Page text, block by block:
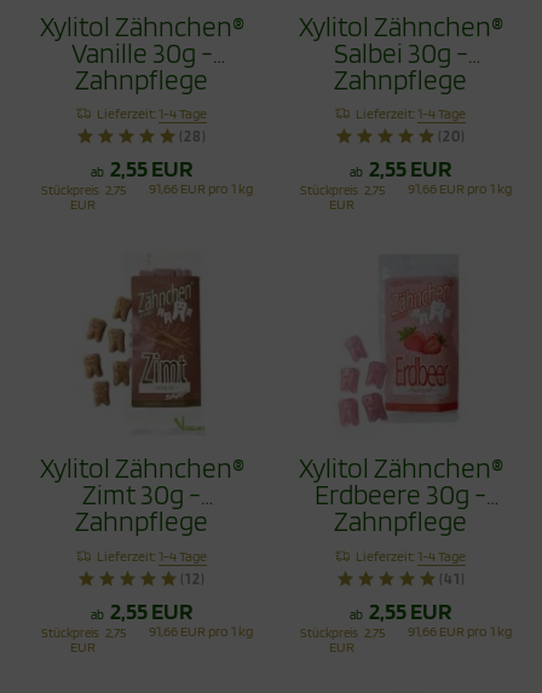
Xylitol Zähnchen®
Vanille 30g -
Zahnpflege
Bonbons
Lieferzeit:1-4 Tage
(28)
ab 2,55 EUR
Stückpreis 2,75
EUR
91,66 EUR pro 1 kg
Xylitol Zähnchen®
Salbei 30g -
Zahnpflege
Bonbons
Lieferzeit:1-4 Tage
(20)
ab 2,55 EUR
Stückpreis 2,75
EUR
91,66 EUR pro 1 kg
Xylitol Zähnchen®
Zimt 30g -
Zahnpflege
Bonbons
Lieferzeit:1-4 Tage
(12)
ab 2,55 EUR
Stückpreis 2,75
EUR
91,66 EUR pro 1 kg
Xylitol Zähnchen®
Erdbeere 30g -
Zahnpflege
Bonbons
Lieferzeit:1-4 Tage
(41)
ab 2,55 EUR
Stückpreis 2,75
EUR
91,66 EUR pro 1 kg